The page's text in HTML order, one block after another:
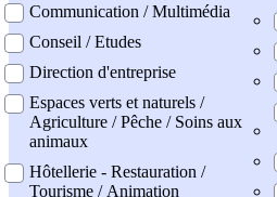
Communication / Multimédia
Conseil / Etudes
Direction d'entreprise
Espaces verts et naturels /
Agriculture / Pêche / Soins aux
animaux
Hôtellerie - Restauration /
Tourisme / Animation